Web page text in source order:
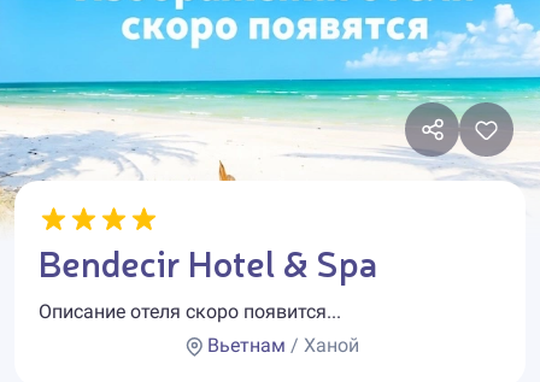
Bendecir Hotel & Spa
Описание отеля скоро появится...
Вьетнам / Ханой